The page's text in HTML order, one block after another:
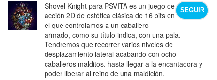
SEGUIR
Shovel Knight para PSVITA es un juego de
acción 2D de estética clásica de 16 bits en
el que controlamos a un caballero
armado, como su título indica, con una pala.
Tendremos que recorrer varios niveles de
desplazamiento lateral acabando con ocho
caballeros malditos, hasta llegar a la encantadora y
poder liberar al reino de una maldición.